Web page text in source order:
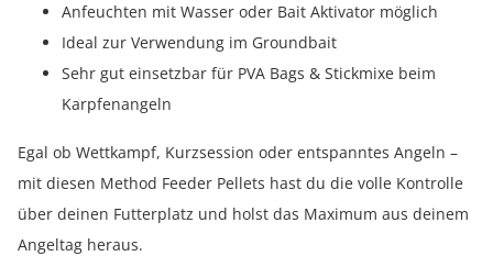
Anfeuchten mit Wasser oder Bait Aktivator möglich
Ideal zur Verwendung im Groundbait
Sehr gut einsetzbar für PVA Bags & Stickmixe beim
Karpfenangeln
Egal ob Wettkampf, Kurzsession oder entspanntes Angeln –
mit diesen Method Feeder Pellets hast du die volle Kontrolle
über deinen Futterplatz und holst das Maximum aus deinem
Angeltag heraus.